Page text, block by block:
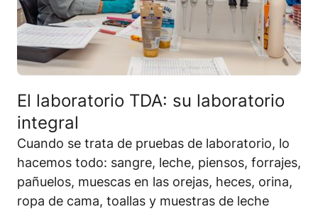
El laboratorio TDA: su laboratorio
integral
Cuando se trata de pruebas de laboratorio, lo
hacemos todo: sangre, leche, piensos, forrajes,
pañuelos, muescas en las orejas, heces, orina,
ropa de cama, toallas y muestras de leche